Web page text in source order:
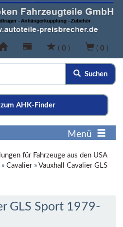
( 0 ) ( 0 )
Suchen
AHK-Finder
Menü
für Fahrzeuge aus den USA
» Cavalier» Vauxhall Cavalier GLS
GLS Sport 1979-